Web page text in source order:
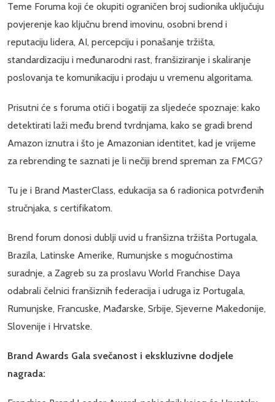
Teme Foruma koji će okupiti ograničen broj sudionika uključuju
povjerenje kao ključnu brend imovinu, osobni brend i
reputaciju lidera, AI, percepciju i ponašanje tržišta,
standardizaciju i međunarodni rast, franšiziranje i skaliranje
poslovanja te komunikaciju i prodaju u vremenu algoritama.
Prisutni će s foruma otići i bogatiji za sljedeće spoznaje: kako
detektirati laži među brend tvrdnjama, kako se gradi brend
Amazon iznutra i što je Amazonian identitet, kad je vrijeme
za rebrending te saznati je li nečiji brend spreman za FMCG?
Tu je i Brand MasterClass, edukacija sa 6 radionica potvrđenih
stručnjaka, s certifikatom.
Brend forum donosi dublji uvid u franšizna tržišta Portugala,
Brazila, Latinske Amerike, Rumunjske s mogućnostima
suradnje, a Zagreb su za proslavu World Franchise Daya
odabrali čelnici franšiznih federacija i udruga iz Portugala,
Rumunjske, Francuske, Mađarske, Srbije, Sjeverne Makedonije,
Slovenije i Hrvatske.
Brand Awards Gala svečanost i ekskluzivne dodjele
nagrada: